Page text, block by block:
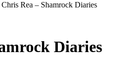
Chris Rea – Shamrock Diaries
Diaries